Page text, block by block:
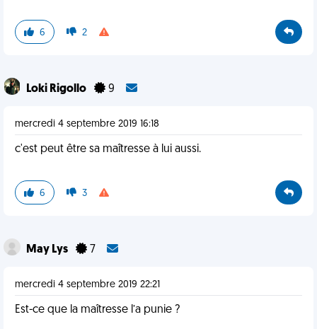
6 2
Loki Rigollo 9
mercredi 4 septembre 2019 16:18
c'est peut être sa maîtresse à lui aussi.
6 3
May Lys 7
mercredi 4 septembre 2019 22:21
Est-ce que la maîtresse l’a punie ?